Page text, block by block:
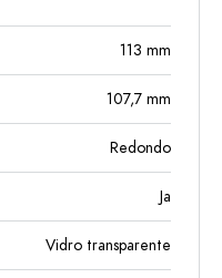
113 mm
107,7 mm
Redondo
Ja
Vidro transparente